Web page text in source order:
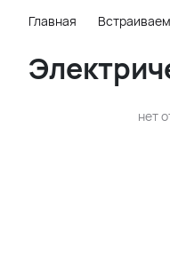
Главная
нет